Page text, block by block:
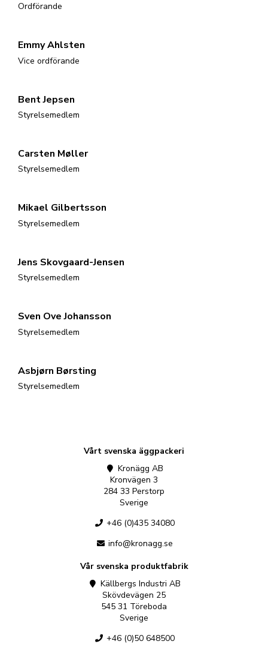
Ordförande
Emmy Ahlsten
Vice ordförande
Bent Jepsen
Styrelsemedlem
Carsten Møller
Styrelsemedlem
Mikael Gilbertsson
Styrelsemedlem
Jens Skovgaard-Jensen
Styrelsemedlem
Sven Ove Johansson
Styrelsemedlem
Asbjørn Børsting
Styrelsemedlem
Vårt svenska äggpackeri
Kronägg AB
Kronvägen 3
284 33 Perstorp
Sverige
+46 (0)435 34080
info@kronagg.se
Vår svenska produktfabrik
Källbergs Industri AB
Skövdevägen 25
545 31 Töreboda
Sverige
+46 (0)50 648500